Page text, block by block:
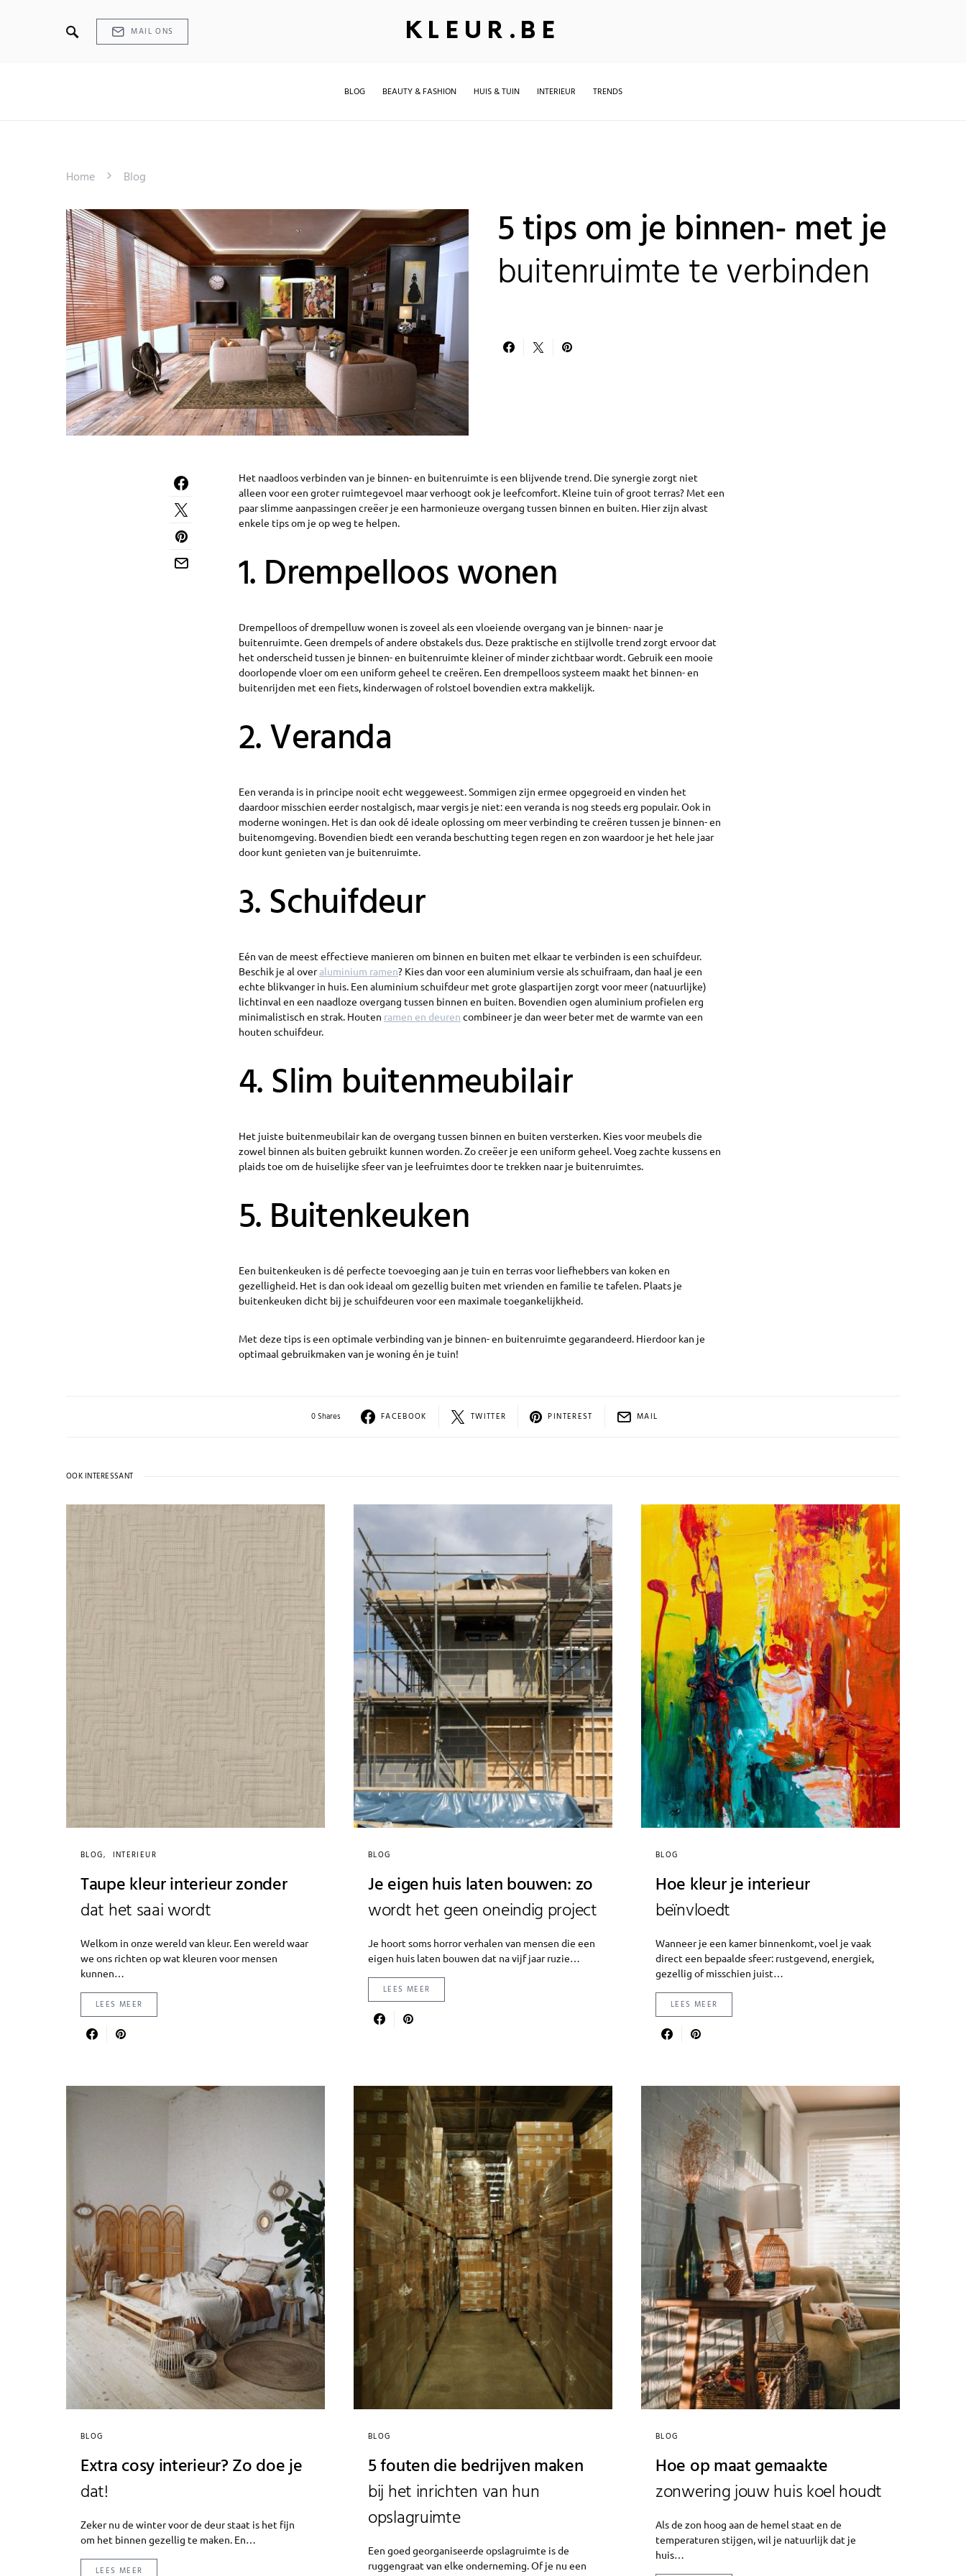
MAIL ONS KLEUR.BE
BLOG BEAUTY & FASHION HUIS & TUIN INTERIEUR TRENDS
Home Blog
5 tips om je binnen- met je
buitenruimte te verbinden
Het naadloos verbinden van je binnen- en buitenruimte is een blijvende trend. Die synergie zorgt niet
alleen voor een groter ruimtegevoel maar verhoogt ook je leefcomfort. Kleine tuin of groot terras? Met een
paar slimme aanpassingen creëer je een harmonieuze overgang tussen binnen en buiten. Hier zijn alvast
enkele tips om je op weg te helpen.
1. Drempelloos wonen
Drempelloos of drempelluw wonen is zoveel als een vloeiende overgang van je binnen- naar je
buitenruimte. Geen drempels of andere obstakels dus. Deze praktische en stijlvolle trend zorgt ervoor dat
het onderscheid tussen je binnen- en buitenruimte kleiner of minder zichtbaar wordt. Gebruik een mooie
doorlopende vloer om een uniform geheel te creëren. Een drempelloos systeem maakt het binnen- en
buitenrijden met een fiets, kinderwagen of rolstoel bovendien extra makkelijk.
2. Veranda
Een veranda is in principe nooit echt weggeweest. Sommigen zijn ermee opgegroeid en vinden het
daardoor misschien eerder nostalgisch, maar vergis je niet: een veranda is nog steeds erg populair. Ook in
moderne woningen. Het is dan ook dé ideale oplossing om meer verbinding te creëren tussen je binnen- en
buitenomgeving. Bovendien biedt een veranda beschutting tegen regen en zon waardoor je het hele jaar
door kunt genieten van je buitenruimte.
3. Schuifdeur
Eén van de meest effectieve manieren om binnen en buiten met elkaar te verbinden is een schuifdeur.
Beschik je al overaluminium ramen? Kies dan voor een aluminium versie als schuifraam, dan haal je een
echte blikvanger in huis. Een aluminium schuifdeur met grote glaspartijen zorgt voor meer (natuurlijke)
lichtinval en een naadloze overgang tussen binnen en buiten. Bovendien ogen aluminium profielen erg
minimalistisch en strak. Houten ramen en deuren combineer je dan weer beter met de warmte van een
houten schuifdeur.
4. Slim buitenmeubilair
Het juiste buitenmeubilair kan de overgang tussen binnen en buiten versterken. Kies voor meubels die
zowel binnen als buiten gebruikt kunnen worden. Zo creëer je een uniform geheel. Voeg zachte kussens en
plaids toe om de huiselijke sfeer van je leefruimtes door te trekken naar je buitenruimtes.
5. Buitenkeuken
Een buitenkeuken is dé perfecte toevoeging aan je tuin en terras voor liefhebbers van koken en
gezelligheid. Het is dan ook ideaal om gezellig buiten met vrienden en familie te tafelen. Plaats je
buitenkeuken dicht bij je schuifdeuren voor een maximale toegankelijkheid.
Met deze tips is een optimale verbinding van je binnen- en buitenruimte gegarandeerd. Hierdoor kan je
optimaal gebruikmaken van je woning én je tuin!
0 Shares FACEBOOK TWITTER PINTEREST MAIL
OOK INTERESSANT
BLOG INTERIEUR
Taupe kleur interieur zonder
dat het saai wordt
Welkom in onze wereld van kleur. Een wereld waar
we ons richten op wat kleuren voor mensen
kunnen…
LEES MEER
BLOG
Je eigen huis laten bouwen: zo
wordt het geen oneindig project
Je hoort soms horror verhalen van mensen die een
eigen huis laten bouwen dat na vijf jaar ruzie…
LEES MEER
BLOG
Hoe kleur je interieur
beïnvloedt
Wanneer je een kamer binnenkomt, voel je vaak
direct een bepaalde sfeer: rustgevend, energiek,
gezellig of misschien juist…
LEES MEER
BLOG
Extra cosy interieur? Zo doe je
dat!
Zeker nu de winter voor de deur staat is het fijn
om het binnen gezellig te maken. En…
LEES MEER
BLOG
5 fouten die bedrijven maken
bij het inrichten van hun
opslagruimte
Een goed georganiseerde opslagruimte is de
ruggengraat van elke onderneming. Of je nu een
BLOG
Hoe op maat gemaakte
zonwering jouw huis koel houdt
Als de zon hoog aan de hemel staat en de
temperaturen stijgen, wil je natuurlijk dat je
huis…